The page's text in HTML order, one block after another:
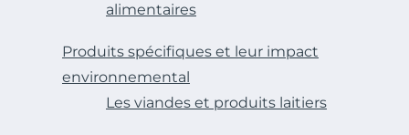
alimentaires
Produits spécifiques et leur impact
environnemental
Les viandes et produits laitiers